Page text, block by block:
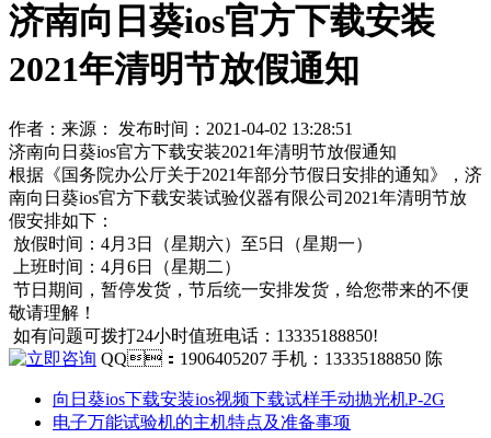
济南向日葵ios官方下载安装
2021年清明节放假通知
作者：来源： 发布时间：2021-04-02 13:28:51
济南向日葵ios官方下载安装2021年清明节放假通知
根据《国务院办公厅关于2021年部分节假日安排的通知》，济
南向日葵ios官方下载安装试验仪器有限公司2021年清明节放
假安排如下：
放假时间：4月3日（星期六）至5日（星期一）
上班时间：4月6日（星期二）
节日期间，暂停发货，节后统一安排发货，给您带来的不便
敬请理解！
如有问题可拨打24小时值班电话：13335188850!
QQ：1906405207 手机：13335188850 陈
向日葵ios下载安装ios视频下载试样手动抛光机P-2G
电子万能试验机的主机特点及准备事项